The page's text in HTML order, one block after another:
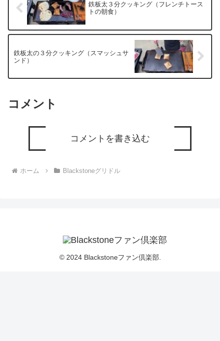
鉄板太３分クッキング（フレンチトース
トの朝食）
鉄板太の３分クッキング（スマッシュサ
ンド）
コメント
コメントを書き込む
ホーム Blackstoneグリドル
© 2024 Blackstoneファン倶楽部.